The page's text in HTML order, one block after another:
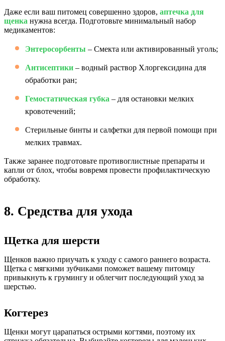
Даже если ваш питомец совершенно здоров, аптечка для
щенка нужна всегда. Подготовьте минимальный набор
медикаментов:
Энтеросорбенты – Смекта или активированный уголь;
Антисептики – водный раствор Хлоргексидина для
обработки ран;
Гемостатическая губка – для остановки мелких
кровотечений;
Стерильные бинты и салфетки для первой помощи при
мелких травмах.
Также заранее подготовьте противоглистные препараты и
капли от блох, чтобы вовремя провести профилактическую
обработку.
8. Средства для ухода
Щетка для шерсти
Щенков важно приучать к уходу с самого раннего возраста.
Щетка с мягкими зубчиками поможет вашему питомцу
привыкнуть к грумингу и облегчит последующий уход за
шерстью.
Когтерез
Щенки могут царапаться острыми когтями, поэтому их